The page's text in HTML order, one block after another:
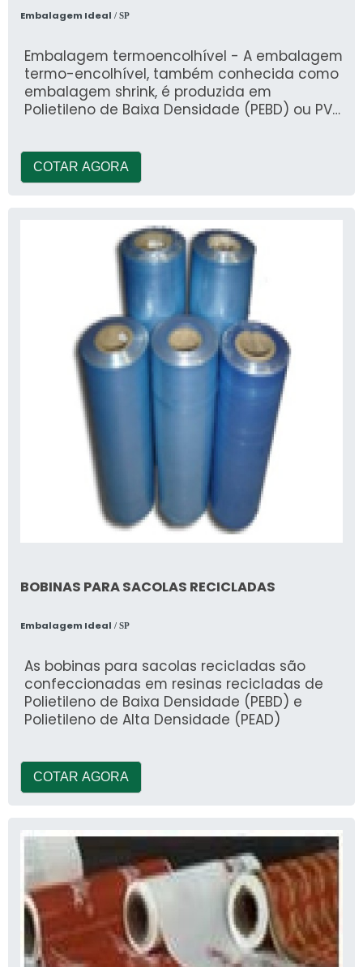
Embalagem Ideal / SP
Embalagem termoencolhível - A embalagem
termo-encolhível, também conhecida como
embalagem shrink, é produzida em
Polietileno de Baixa Densidade (PEBD) ou PVC
COTAR AGORA
BOBINAS PARA SACOLAS RECICLADAS
Embalagem Ideal / SP
As bobinas para sacolas recicladas são
confeccionadas em resinas recicladas de
Polietileno de Baixa Densidade (PEBD) e
Polietileno de Alta Densidade (PEAD)
COTAR AGORA